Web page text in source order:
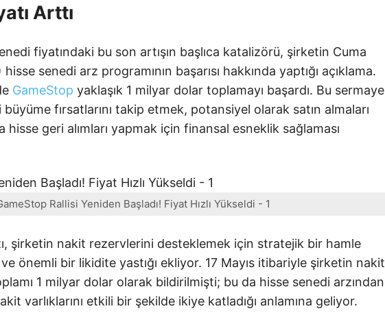
Arttı
fiyatındaki bu son artışın başlıca katalizörü, şirketin Cuma
senedi arz programının başarısı hakkında yaptığı açıklama.
GameStop yaklaşık 1 milyar dolar toplamayı başardı. Bu sermaye
büyüme fırsatlarını takip etmek, potansiyel olarak satın almaları
geri alımları yapmak için finansal esneklik sağlaması
Rallisi Yeniden Başladı! Fiyat Hızlı Yükseldi - 1
şirketin nakit rezervlerini desteklemek için stratejik bir hamle
önemli bir likidite yastığı ekliyor. 17 Mayıs itibariyle şirketin nakit
1 milyar dolar olarak bildirilmişti; bu da hisse senedi arzından
varlıklarını etkili bir şekilde ikiye katladığı anlamına geliyor.